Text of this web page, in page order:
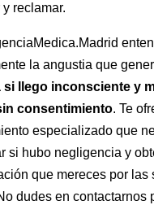
reclamar.
la angustia que
si llego inconsciente y
consentimiento. Te
especializado que
si hubo negligencia y
que mereces por las
dudes en contactarnos